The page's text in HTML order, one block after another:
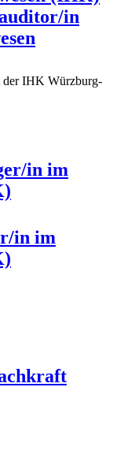
in
der IHK Würzburg-
in im